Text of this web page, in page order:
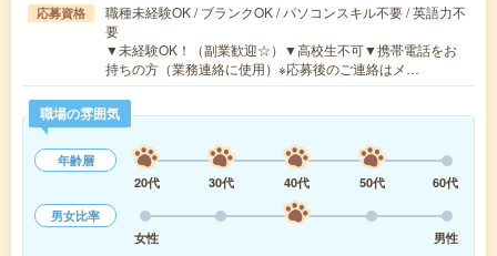
応募資格
職種未経験OK / ブランクOK / パソコンスキル不要 / 英語力不
要
▼未経験OK！（副業歓迎☆）▼高校生不可▼携帯電話をお
持ちの方（業務連絡に使用）※応募後のご連絡はメ…
職場の雰囲気
年齢層
20代
30代 40代 50代
60代
男女比率
女性
男性